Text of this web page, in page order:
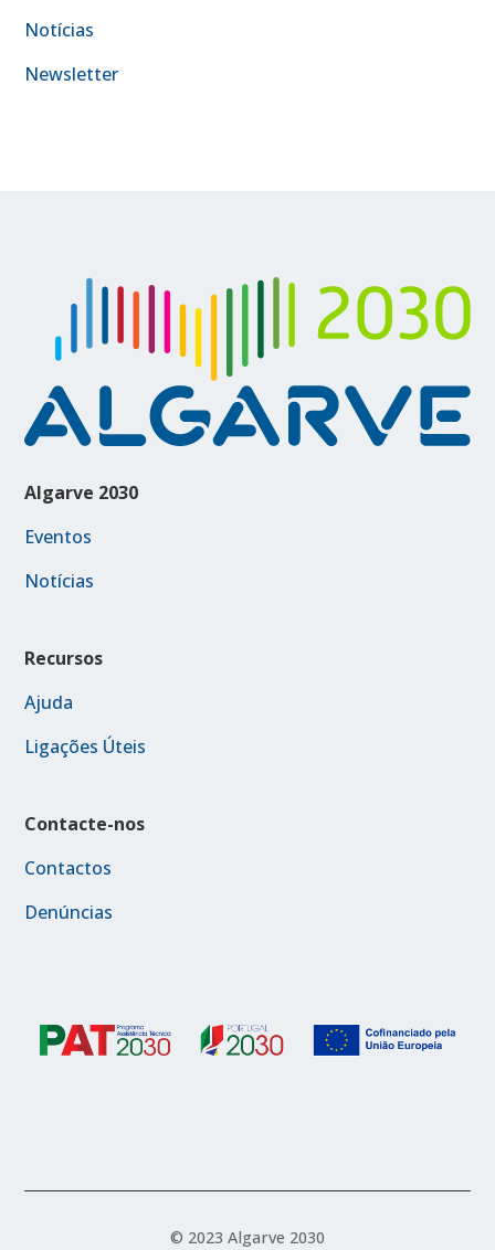
Notícias
Newsletter
Algarve 2030
Eventos
Notícias
Recursos
Ajuda
Ligações Úteis
Contacte-nos
Contactos
Denúncias
© 2023 Algarve 2030